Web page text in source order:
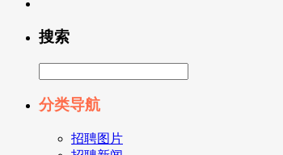
搜索
分类导航
招聘图片